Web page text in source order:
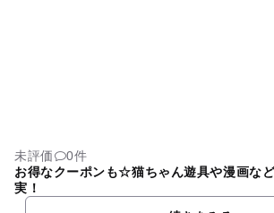
未評価
0件
お得なクーポンも☆猫ちゃん遊具や漫画な
実！